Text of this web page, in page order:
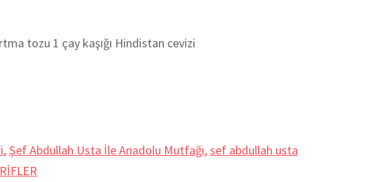
tozu 1 çay kaşığı Hindistan cevizi
, Şef Abdullah Usta İle Anadolu Mutfağı,sef abdullah usta